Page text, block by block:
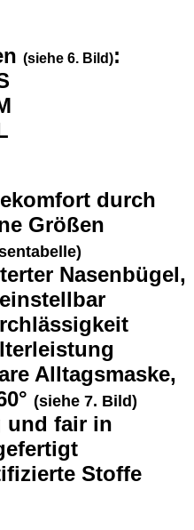
(siehe 6. Bild):
durch
Größen
Nasenbügel,
Alltagsmaske,
(siehe 7. Bild)
und fair in
Stoffe